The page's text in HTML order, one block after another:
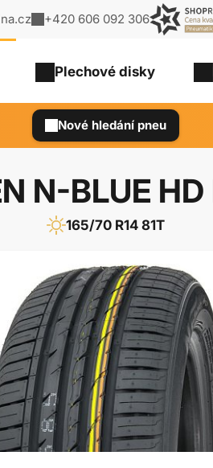
Plechové disky
+420 606 092 306
Nové hledání pneu
N-BLUE HD
165/70 R14 81T